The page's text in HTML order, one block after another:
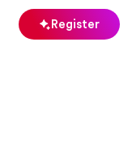
Register